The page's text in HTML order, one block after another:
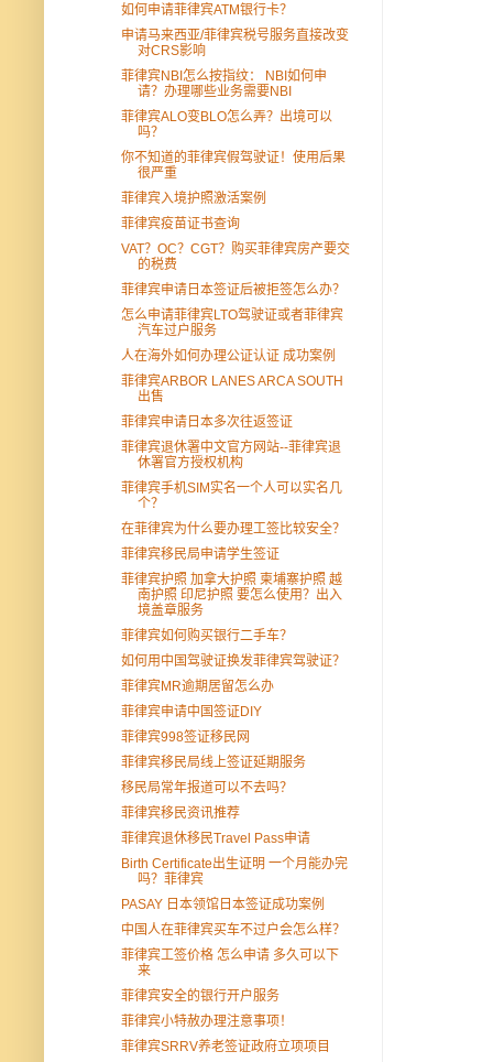
如何申请菲律宾ATM银行卡？
申请马来西亚/菲律宾税号服务直接改变
对CRS影响
菲律宾NBI怎么按指纹： NBI如何申
请？办理哪些业务需要NBI
菲律宾ALO变BLO怎么弄？出境可以
吗？
你不知道的菲律宾假驾驶证！使用后果
很严重
菲律宾入境护照激活案例
菲律宾疫苗证书查询
VAT？OC？CGT？购买菲律宾房产要交
的税费
菲律宾申请日本签证后被拒签怎么办？
怎么申请菲律宾LTO驾驶证或者菲律宾
汽车过户服务
人在海外如何办理公证认证 成功案例
菲律宾ARBOR LANES ARCA SOUTH
出售
菲律宾申请日本多次往返签证
菲律宾退休署中文官方网站--菲律宾退
休署官方授权机构
菲律宾手机SIM实名一个人可以实名几
个？
在菲律宾为什么要办理工签比较安全？
菲律宾移民局申请学生签证
菲律宾护照 加拿大护照 柬埔寨护照 越
南护照 印尼护照 要怎么使用？出入
境盖章服务
菲律宾如何购买银行二手车？
如何用中国驾驶证换发菲律宾驾驶证？
菲律宾MR逾期居留怎么办
菲律宾申请中国签证DIY
菲律宾998签证移民网
菲律宾移民局线上签证延期服务
移民局常年报道可以不去吗？
菲律宾移民资讯推荐
菲律宾退休移民Travel Pass申请
Birth Certificate出生证明 一个月能办完
吗？菲律宾
PASAY 日本领馆日本签证成功案例
中国人在菲律宾买车不过户会怎么样？
菲律宾工签价格 怎么申请 多久可以下
来
菲律宾安全的银行开户服务
菲律宾小特赦办理注意事项！
菲律宾SRRV养老签证政府立项项目